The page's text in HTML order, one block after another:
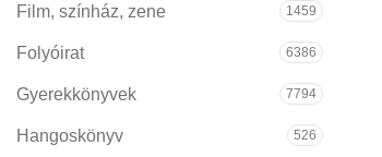
Film, színház, zene 1459
Folyóirat 6386
Gyerekkönyvek 7794
Hangoskönyv 526